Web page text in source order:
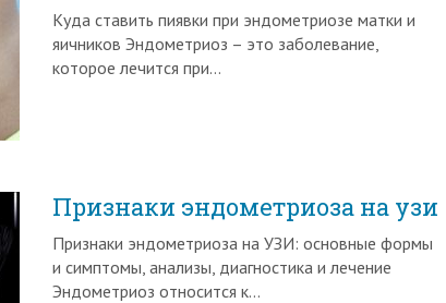
Куда ставить пиявки при эндометриозе матки и
яичников Эндометриоз – это заболевание,
которое лечится при…
Признаки эндометриоза на узи
Признаки эндометриоза на УЗИ: основные формы
и симптомы, анализы, диагностика и лечение
Эндометриоз относится к…